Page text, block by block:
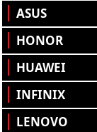
ASUS
HONOR
HUAWEI
INFINIX
LENOVO